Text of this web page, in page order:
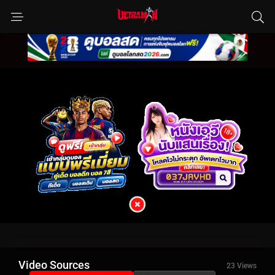
Video Sources 23 Views